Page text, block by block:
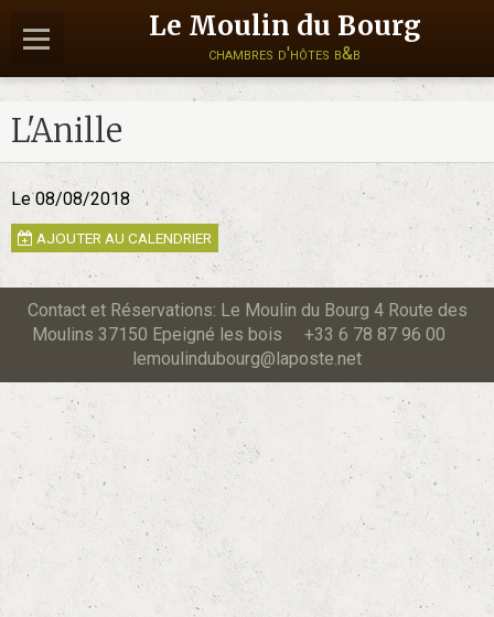
Le Moulin du Bourg
chambres d'hôtes b&b
L'Anille
Le 08/08/2018
AJOUTER AU CALENDRIER
Contact et Réservations: Le Moulin du Bourg 4 Route des
Moulins 37150 Epeigné les bois +33 6 78 87 96 00
lemoulindubourg@laposte.net